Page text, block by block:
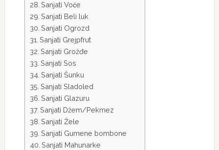
Sanjati Voće
Sanjati Beli luk
Sanjati Ogrozd
Sanjati Grejpfrut
Sanjati Grožđe
Sanjati Sos
Sanjati Šunku
Sanjati Sladoled
Sanjati Glazuru
Sanjati Džem/Pekmez
Sanjati Žele
Sanjati Gumene bombone
Sanjati Mahunarke